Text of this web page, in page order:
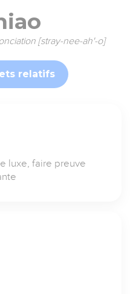
[stray-nee-ah'-o]
relatifs
luxe, faire preuve